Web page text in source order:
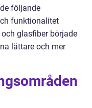
följande
funktionalitet
glasfiber började
lättare och mer